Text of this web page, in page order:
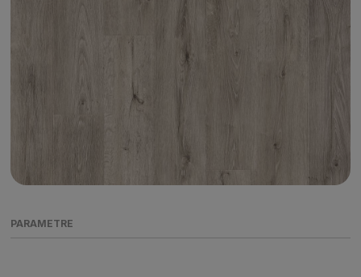
PARAMETRE